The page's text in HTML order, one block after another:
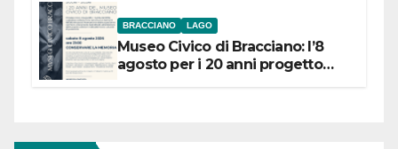
BRACCIANO LAGO
Museo Civico di Bracciano: l’8
agosto per i 20 anni progetto